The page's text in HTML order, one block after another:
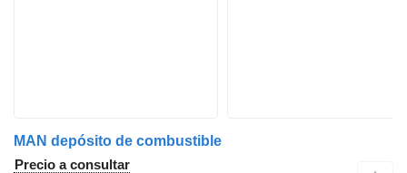
MAN depósito de combustible
Precio a consultar